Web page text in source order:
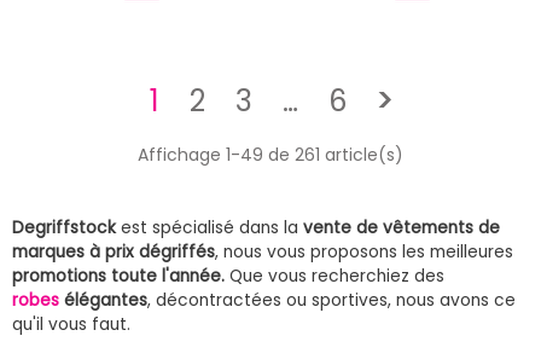
1 2 3 … 6 >Suivant
Affichage 1-49 de 261 article(s)
Degriffstockest spécialisé dans la vente de vêtements de
marques à prix dégriffés, nous vous proposons les meilleures
promotions toute l'année. Que vous recherchiez des
robes élégantes, décontractées ou sportives, nous avons ce
qu'il vous faut.